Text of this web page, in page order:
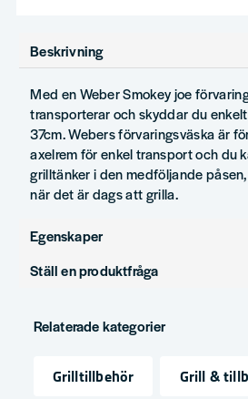
Beskrivning
Med en Weber Smokey joe
transporterar och skyddar du
37cm. Webers förvaringsväska är
axelrem för enkel transport och du
grilltänker i den medföljande
när det är dags att grilla.
Egenskaper
Produkttyp
Ställ en produktfråga
Fråga oss något om denna
Relaterade kategorier
Grilltillbehör
Grill &